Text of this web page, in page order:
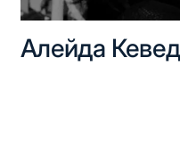
Алейда